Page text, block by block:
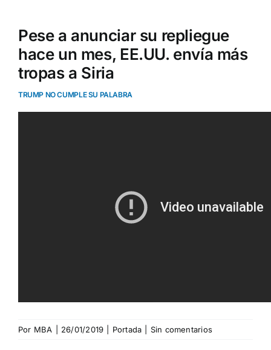
Pese a anunciar su repliegue
hace un mes, EE.UU. envía más
tropas a Siria
TRUMP NO CUMPLE SU PALABRA
Por MBA 26/01/2019 Portada Sin comentarios